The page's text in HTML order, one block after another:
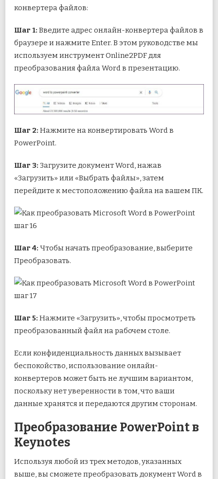
конвертера файлов:
Шаг 1: Введите адрес онлайн-конвертера файлов в
браузере и нажмите Enter. В этом руководстве мы
используем инструмент Online2PDF для
преобразования файла Word в презентацию.
Шаг 2: Нажмите на конвертировать Word в
PowerPoint.
Шаг 3: Загрузите документ Word, нажав
«Загрузить» или «Выбрать файлы», затем
перейдите к местоположению файла на вашем ПК.
Шаг 4: Чтобы начать преобразование, выберите
Преобразовать.
Шаг 5: Нажмите «Загрузить», чтобы просмотреть
преобразованный файл на рабочем столе.
Если конфиденциальность данных вызывает
беспокойство, использование онлайн-
конвертеров может быть не лучшим вариантом,
поскольку нет уверенности в том, что ваши
данные хранятся и передаются другим сторонам.
Преобразование PowerPoint в
Keynotes
Используя любой из трех методов, указанных
выше, вы сможете преобразовать документ Word в